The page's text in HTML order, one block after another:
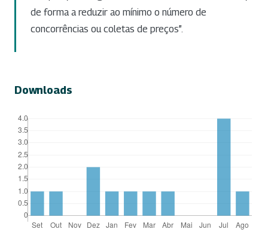
de forma a reduzir ao mínimo o número de
concorrências ou coletas de preços”.
Downloads